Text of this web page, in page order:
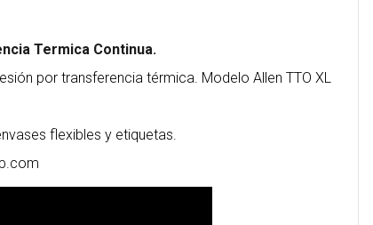
Termica Continua.
por transferencia térmica. Modelo Allen TTO XL
flexibles y etiquetas.